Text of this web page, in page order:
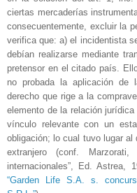
ciertas mercaderías
consecuentemente, excluir la
verifica que: a) el incidentista
debían realizarse mediante
pretensor en el citado país.
no probada la aplicación de
derecho que rige a la
elemento de la relación
vínculo relevante con un
obligación; lo cual tuvo lugar al
extranjero (conf.
internacionales”, Ed. Astrea,
“Garden Life S.A. s.